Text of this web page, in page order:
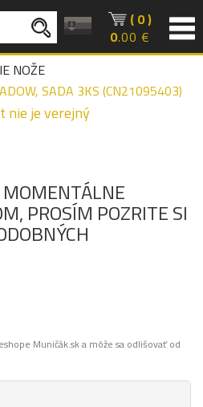
( 0 )
0.00 €
NOŽE
SADA 3KS (CN21095403)
nie je verejný
PROSÍM POZRITE SI
Muničák.sk a môže sa odlišovať od